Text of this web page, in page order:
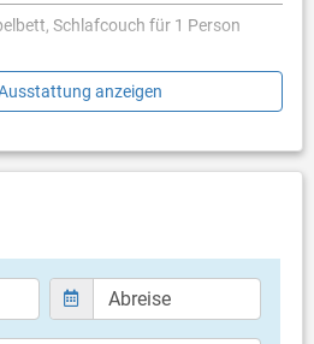
Schlafcouch für 1 Person
Grundstück
Gebühr: 10.00 € pro Tag / pro
anzeigen